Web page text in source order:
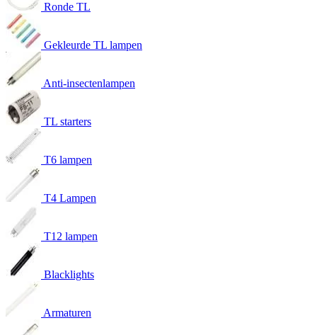
Ronde TL
Gekleurde TL lampen
Anti-insectenlampen
TL starters
T6 lampen
T4 Lampen
T12 lampen
Blacklights
Armaturen